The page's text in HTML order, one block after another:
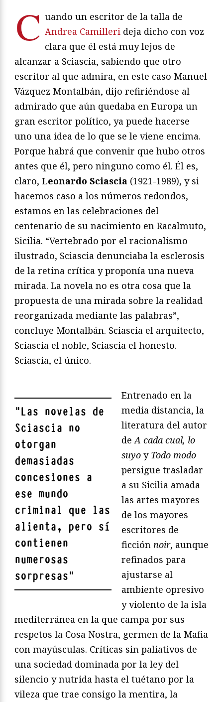
C uando un escritor de la talla de
Andrea Camilleri deja dicho con voz
clara que él está muy lejos de
alcanzar a Sciascia, sabiendo que otro
escritor al que admira, en este caso Manuel
Vázquez Montalbán, dijo refiriéndose al
admirado que aún quedaba en Europa un
gran escritor político, ya puede hacerse
uno una idea de lo que se le viene encima.
Porque habrá que convenir que hubo otros
antes que él, pero ninguno como él. Él es,
claro, Leonardo Sciascia (1921-1989), y si
hacemos caso a los números redondos,
estamos en las celebraciones del
centenario de su nacimiento en Racalmuto,
Sicilia. “Vertebrado por el racionalismo
ilustrado, Sciascia denunciaba la esclerosis
de la retina crítica y proponía una nueva
mirada. La novela no es otra cosa que la
propuesta de una mirada sobre la realidad
reorganizada mediante las palabras”,
concluye Montalbán. Sciascia el arquitecto,
Sciascia el noble, Sciascia el honesto.
Sciascia, el único.
"Las novelas de
Sciascia no
otorgan
demasiadas
concesiones a
ese mundo
criminal que las
alienta, pero sí
contienen
numerosas
sorpresas"
Entrenado en la
media distancia, la
literatura del autor
deA cada cual, lo
suyo y Todo modo
persigue trasladar
a su Sicilia amada
las artes mayores
de los mayores
escritores de
ficción noir, aunque
refinados para
ajustarse al
ambiente opresivo
y violento de la isla
mediterránea en la que campa por sus
respetos la Cosa Nostra, germen de la Mafia
con mayúsculas. Críticas sin paliativos de
una sociedad dominada por la ley del
silencio y nutrida hasta el tuétano por la
vileza que trae consigo la mentira, la